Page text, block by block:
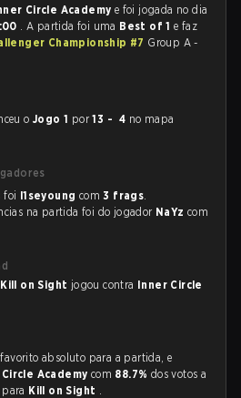
Circle Academy e foi jogada no dia
. A partida foi uma Best of 1e faz
Championship #7 Group A -
o Jogo 1 por13 - 4 no mapa
foi l1seyoung com3 frags.
na partida foi do jogador NaYz com
Kill on Sight jogou contra Inner Circle
absoluto para a partida, e
Academy com 88.7% dos votos a
Kill on Sight .